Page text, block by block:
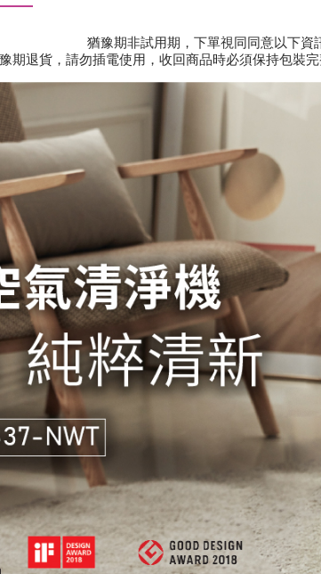
猶豫期非試用期，下單視同同意以下資
退貨，請勿插電使用，收回商品時必須保持包裝